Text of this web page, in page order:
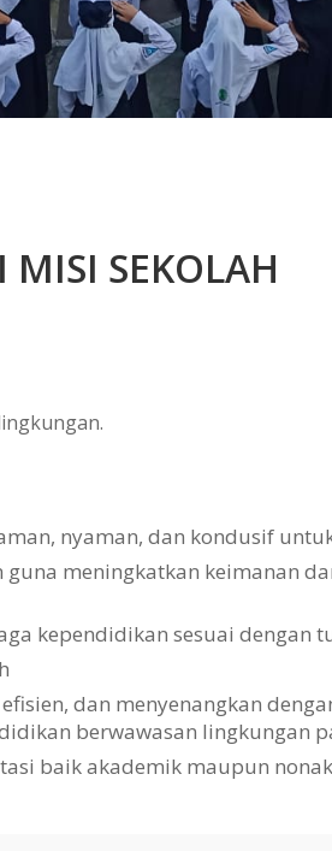
MISI SEKOLAH
nyaman, dan kondusif
meningkatkan keimanan
kependidikan sesuai dengan
dan menyenangkan
berwawasan lingkungan
baik akademik maupun